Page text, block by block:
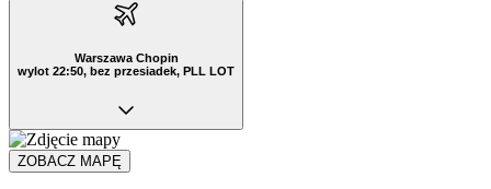
Warszawa Chopin
wylot 22:50, bez przesiadek, PLL LOT
ZOBACZ MAPĘ